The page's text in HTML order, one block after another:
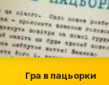
Гра в пацьорки